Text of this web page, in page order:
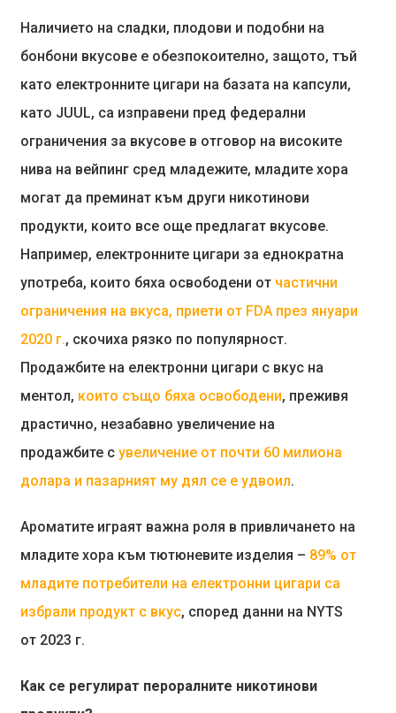
Наличието на сладки, плодови и подобни на
бонбони вкусове е обезпокоително, защото, тъй
като електронните цигари на базата на капсули,
като JUUL, са изправени пред федерални
ограничения за вкусове в отговор на високите
нива на вейпинг сред младежите, младите хора
могат да преминат към други никотинови
продукти, които все още предлагат вкусове.
Например, електронните цигари за еднократна
употреба, които бяха освободени от частични
ограничения на вкуса, приети от FDA през януари
2020 г., скочиха рязко по популярност.
Продажбите на електронни цигари с вкус на
ментол, които също бяха освободени, преживя
драстично, незабавно увеличение на
продажбите с увеличение от почти 60 милиона
долара и пазарният му дял се е удвоил.
Ароматите играят важна роля в привличането на
младите хора към тютюневите изделия – 89% от
младите потребители на електронни цигари са
избрали продукт с вкус, според данни на NYTS
от 2023 г.
Как се регулират пероралните никотинови